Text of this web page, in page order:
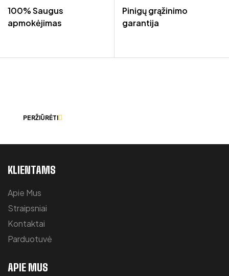
100% Saugus
apmokėjimas
Pinigų grąžinimo
garantija
PERŽIŪRĖTI
KLIENTAMS
Apie Mus
Straipsniai
Kontaktai
Parduotuvė
APIE MUS